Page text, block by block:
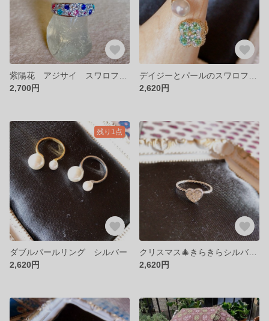
2,700円
2,620円
残り1点
ダブルパールリング シルバー
2,620円
2,620円